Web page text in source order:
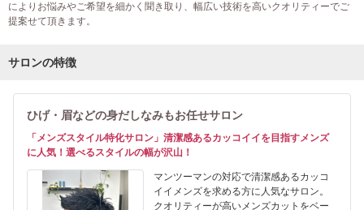
によりお悩みやご希望を細かく聞き取り、幅広い技術を高いクオリティーでご
提案せて頂きます。
サロンの特徴
ひげ・眉などの身だしなみもお任せサロン
「メンズスタイル特化サロン」清潔感あるカッコイイを目指すメンズ
に人気！選べるスタイルの幅が沢山！
マンツーマンの対応で清潔感あるカッコ
イイメンズを求める方に人気なサロン。
クオリティーが高いメンズカットをベー